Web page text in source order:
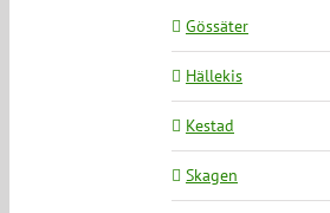
Gössäter
Hällekis
Kestad
Skagen